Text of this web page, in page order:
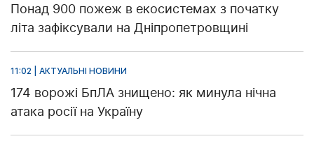
Понад 900 пожеж в екосистемах з початку
літа зафіксували на Дніпропетровщині
11:02 | АКТУАЛЬНІ НОВИНИ
174 ворожі БпЛА знищено: як минула нічна
атака росії на Україну